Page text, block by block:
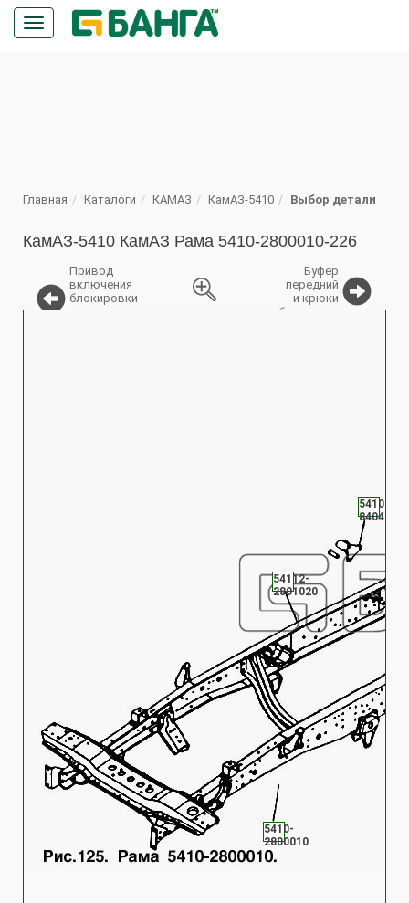
Кнопка
меню
Главная Каталоги КАМАЗ КамАЗ-5410 Выбор детали
КамАЗ-5410 КамАЗ Рама 5410-2800010-226
Привод
включения
блокировки
межосевого
Буфер
передний
и крюки
буксирные
5410-
2800010
54112-
2801020
5410-
8404151